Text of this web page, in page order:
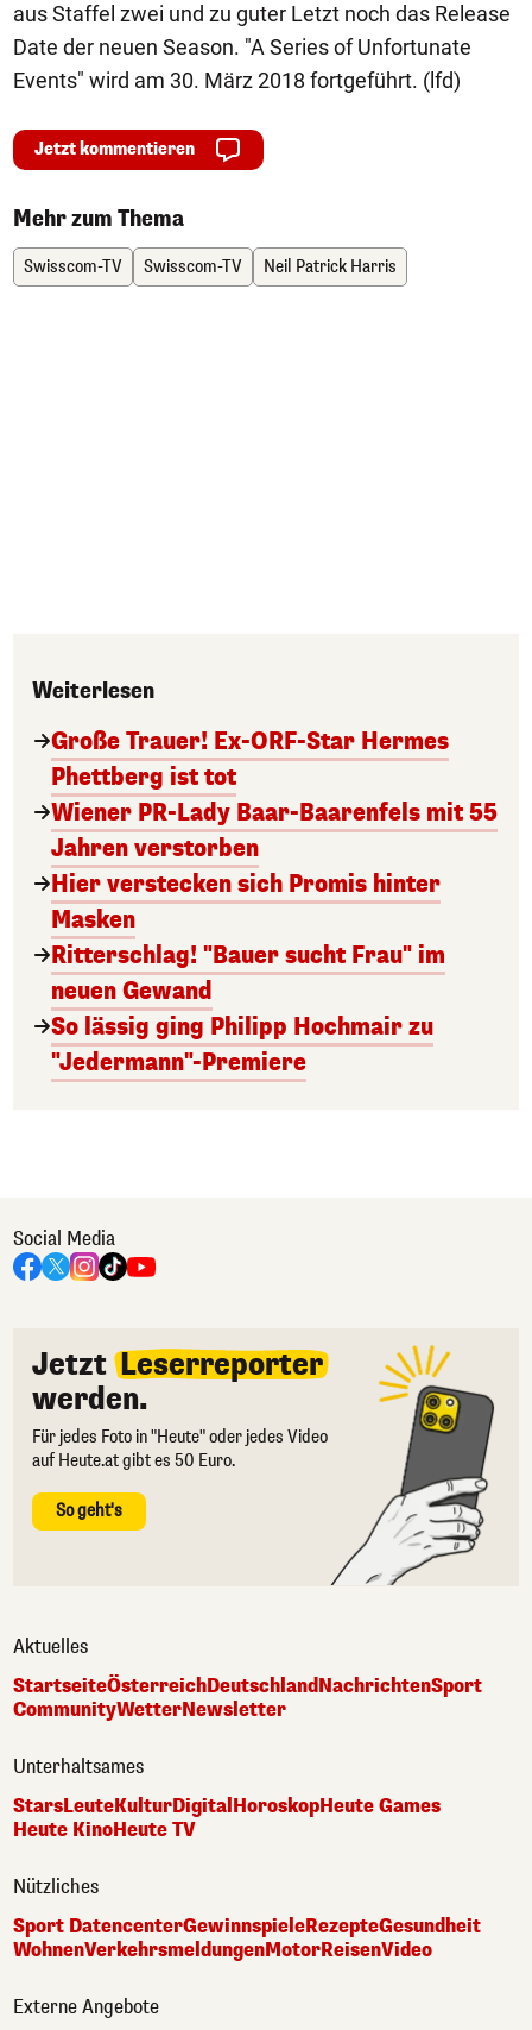
aus Staffel zwei und zu guter Letzt noch das Release
Date der neuen Season. "A Series of Unfortunate
Events" wird am 30. März 2018 fortgeführt. (lfd)
Jetzt kommentieren
Mehr zum Thema
Swisscom-TV Swisscom-TV Neil Patrick Harris
Weiterlesen
Große Trauer! Ex-ORF-Star Hermes
Phettberg ist tot
Wiener PR-Lady Baar-Baarenfels mit 55
Jahren verstorben
Hier verstecken sich Promis hinter
Masken
Ritterschlag! "Bauer sucht Frau" im
neuen Gewand
So lässig ging Philipp Hochmair zu
"Jedermann"-Premiere
Social Media
Jetzt Leserreporter
werden.
Für jedes Foto in "Heute" oder jedes Video
auf Heute.at gibt es 50 Euro.
So geht's
Aktuelles
StartseiteÖsterreichDeutschlandNachrichtenSport
CommunityWetterNewsletter
Unterhaltsames
StarsLeuteKulturDigital HoroskopHeute Games
Heute KinoHeute TV
Nützliches
Sport DatencenterGewinnspieleRezepteGesundheit
WohnenVerkehrsmeldungenMotorReisenVideo
Externe Angebote